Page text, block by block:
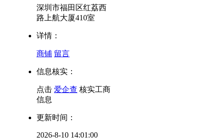
深圳市福田区红荔西
路上航大厦410室
详情：
商铺 留言
信息核实：
点击 爱企查 核实工商
信息
更新时间：
2026-8-10 14:01:00